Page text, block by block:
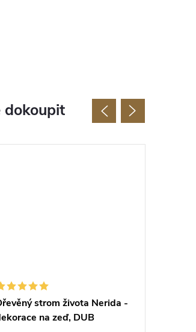
dokoupit
strom života Nerida -
na zeď, DUB